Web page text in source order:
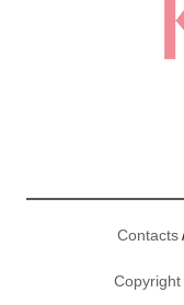
Contacts
Copyright